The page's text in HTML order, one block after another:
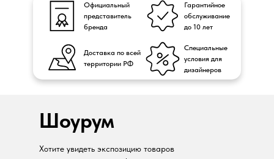
Официальный
представитель
бренда
Доставка по всей
территории РФ
Гарантийное
обслуживание
до 10 лет
Специальные
условия для
дизайнеров
Шоурум
Хотите увидеть экспозицию товаров